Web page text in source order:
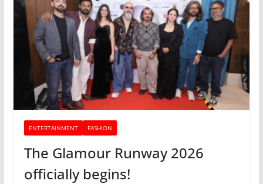
ENTERTAINMENT FASHION
The Glamour Runway 2026
officially begins!